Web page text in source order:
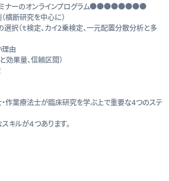
ーのオンラインプログラム●●●●●●●●
横断研究を中心に）
択（ｔ検定、カイ2乗検定、一元配置分散分析と多
理由
効果量、信頼区間）
療法士が臨床研究を学ぶ上で重要な4つのステ
キルが４つあります。